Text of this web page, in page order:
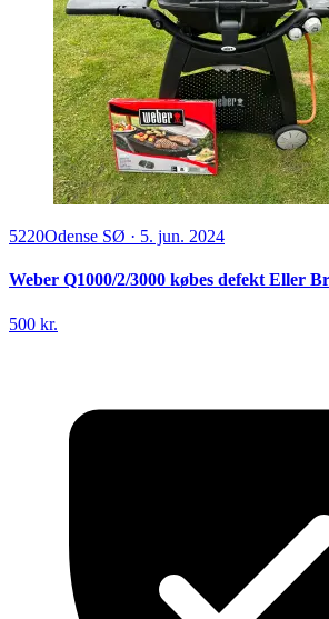
5220Odense SØ · 5. jun. 2024
Weber Q1000/2/3000 købes defekt Eller
500 kr.